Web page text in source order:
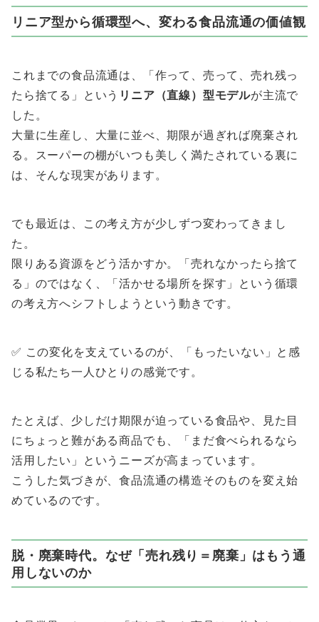
リニア型から循環型へ、変わる食品流通の価値観
これまでの食品流通は、「作って、売って、売れ残っ
たら捨てる」という リニア（直線）型モデルが主流で
した。
大量に生産し、大量に並べ、期限が過ぎれば廃棄され
る。スーパーの棚がいつも美しく満たされている裏に
は、そんな現実があります。
でも最近は、この考え方が少しずつ変わってきまし
た。
限りある資源をどう活かすか。「売れなかったら捨て
る」のではなく、「活かせる場所を探す」という循環
の考え方へシフトしようという動きです。
✅ この変化を支えているのが、「もったいない」と感
じる私たち一人ひとりの感覚です。
たとえば、少しだけ期限が迫っている食品や、見た目
にちょっと難がある商品でも、「まだ食べられるなら
活用したい」というニーズが高まっています。
こうした気づきが、食品流通の構造そのものを変え始
めているのです。
脱・廃棄時代。なぜ「売れ残り＝廃棄」はもう通
用しないのか